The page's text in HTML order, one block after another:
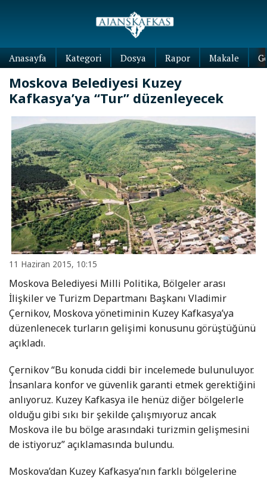
Anasayfa Kategori Dosya Rapor Makale
Moskova Belediyesi Kuzey
Kafkasya’ya “Tur” düzenleyecek
11 Haziran 2015, 10:15
Moskova Belediyesi Milli Politika, Bölgeler arası
İlişkiler ve Turizm Departmanı Başkanı Vladimir
Çernikov, Moskova yönetiminin Kuzey Kafkasya’ya
düzenlenecek turların gelişimi konusunu görüştüğünü
açıkladı.
Çernikov “Bu konuda ciddi bir incelemede bulunuluyor.
İnsanlara konfor ve güvenlik garanti etmek gerektiğini
anlıyoruz. Kuzey Kafkasya ile henüz diğer bölgelerle
olduğu gibi sıkı bir şekilde çalışmıyoruz ancak
Moskova ile bu bölge arasındaki turizmin gelişmesini
de istiyoruz” açıklamasında bulundu.
Moskova’dan Kuzey Kafkasya’nın farklı bölgelerine